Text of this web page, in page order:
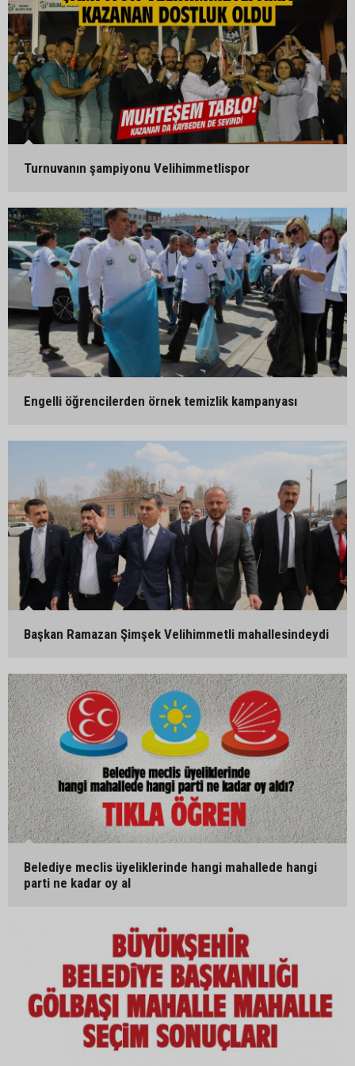
Turnuvanın şampiyonu Velihimmetlispor
Engelli öğrencilerden örnek temizlik kampanyası
Başkan Ramazan Şimşek Velihimmetli mahallesindeydi
Belediye meclis üyeliklerinde hangi mahallede hangi
parti ne kadar oy al